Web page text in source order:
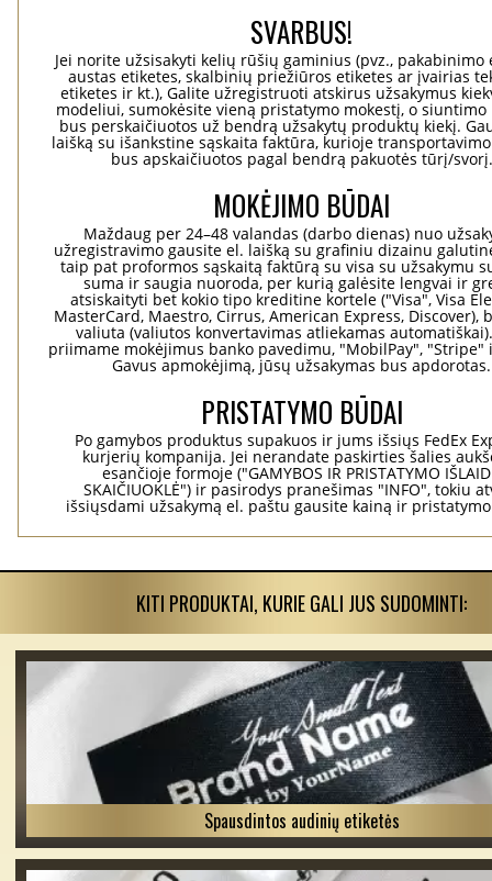
SVARBUS!
Jei norite užsisakyti kelių rūšių gaminius (pvz., pakabinimo
austas etiketes, skalbinių priežiūros etiketes ar įvairias
etiketes ir kt.), Galite užregistruoti atskirus užsakymus
modeliui, sumokėsite vieną pristatymo mokestį, o siuntimo
bus perskaičiuotos už bendrą užsakytų produktų kiekį.
laišką su išankstine sąskaita faktūra, kurioje
bus apskaičiuotos pagal bendrą pakuotės tūrį/svorį.
MOKĖJIMO BŪDAI
Maždaug per 24–48 valandas (darbo dienas) nuo
užregistravimo gausite el. laišką su grafiniu dizainu
taip pat proformos sąskaitą faktūrą su visa su užsakymu
suma ir saugia nuoroda, per kurią galėsite lengvai ir
atsiskaityti bet kokio tipo kreditine kortele ("Visa", Visa
MasterCard, Maestro, Cirrus, American Express, Discover),
valiuta (valiutos konvertavimas atliekamas
priimame mokėjimus banko pavedimu, "MobilPay", "Stripe"
Gavus apmokėjimą, jūsų užsakymas bus apdorotas.
PRISTATYMO BŪDAI
Po gamybos produktus supakuos ir jums išsiųs FedEx
kurjerių kompanija. Jei nerandate paskirties šalies
esančioje formoje ("GAMYBOS IR PRISTATYMO
SKAIČIUOKLĖ") ir pasirodys pranešimas "INFO", tokiu
išsiųsdami užsakymą el. paštu gausite kainą ir
KITI PRODUKTAI, KURIE GALI JUS SUDOMINTI:
Spausdintos audinių etiketės